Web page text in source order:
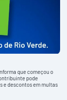
que começou o
pode
e descontos em multas